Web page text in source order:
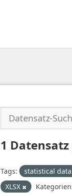
1
Tags: statistical data
XLSX